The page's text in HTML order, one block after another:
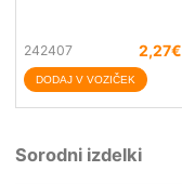
242407 2,27€
Sorodni izdelki